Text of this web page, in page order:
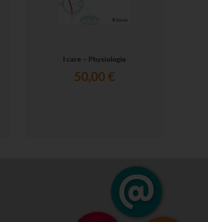
I care – Physiologie
50,00 €